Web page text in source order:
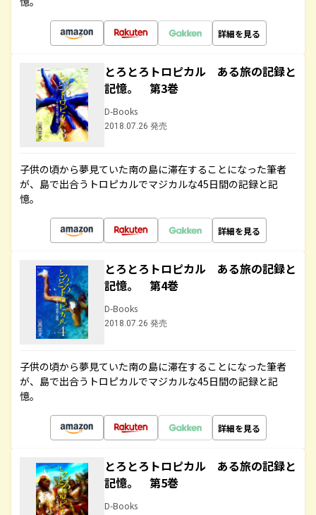
詳細を見る
とろとろトロピカル ある旅の記録と
記憶。 第3巻
D-Books
2018.07.26 発売
子供の頃から夢見ていた南の島に滞在することになった筆者
が、島で出合うトロピカルでマジカルな45日間の記録と記
憶。
詳細を見る
とろとろトロピカル ある旅の記録と
記憶。 第4巻
D-Books
2018.07.26 発売
子供の頃から夢見ていた南の島に滞在することになった筆者
が、島で出合うトロピカルでマジカルな45日間の記録と記
憶。
詳細を見る
とろとろトロピカル ある旅の記録と
記憶。 第5巻
D-Books